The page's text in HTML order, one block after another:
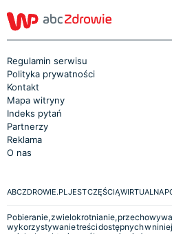
Regulamin serwisu
Polityka prywatności
Kontakt
Mapa witryny
Indeks pytań
Partnerzy
Reklama
O nas
ABCZDROWIE.PL JEST CZĘŚCIĄ WIRTUALNA
Pobieranie, zwielokrotnianie,
wykorzystywanie treści dostępnych w